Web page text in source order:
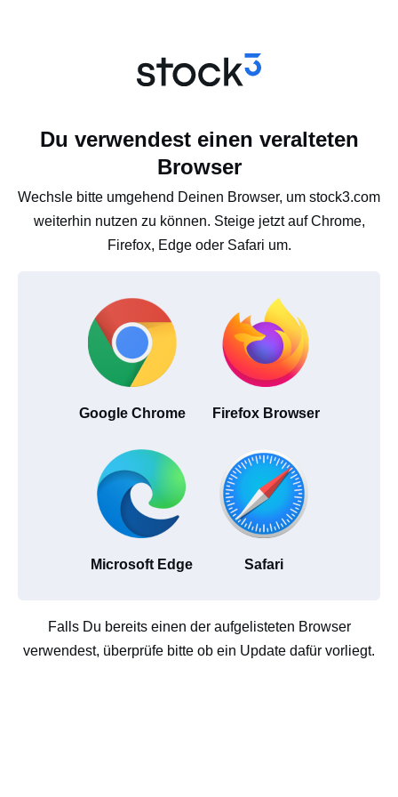
Du verwendest einen veralteten
Browser
Wechsle bitte umgehend Deinen Browser, um stock3.com
weiterhin nutzen zu können. Steige jetzt auf Chrome,
Firefox, Edge oder Safari um.
Google Chrome Firefox Browser
Microsoft Edge Safari
Falls Du bereits einen der aufgelisteten Browser
verwendest, überprüfe bitte ob ein Update dafür vorliegt.